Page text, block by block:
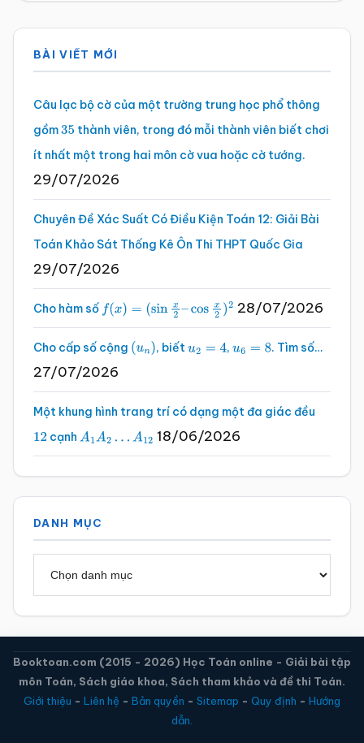
Sidebar
chính
BÀI VIẾT MỚI
Câu lạc bộ cờ của một trường trung học phổ thông
gồm35 thành viên, trong đó mỗi thành viên biết chơi
ít nhất một trong hai môn cờ vua hoặc cờ tướng.
29/07/2026
Chuyên Đề Xác Suất Có Điều Kiện Toán 12: Giải Bài
Toán Khảo Sát Thống Kê Ôn Thi THPT Quốc Gia
29/07/2026
Cho hàm số f(x)=(sinx2 –cosx2 )2 28/07/2026
Cho cấp số cộng (un), biếtu2 =4 , u6 =8 . Tìm số…
27/07/2026
Một khung hình trang trí có dạng một đa giác đều
12 cạnh A1A2…A 12 18/06/2026
DANH MỤC
Booktoan.com (2015 - 2026) Học Toán online - Giải bài tập
môn Toán, Sách giáo khoa, Sách tham khảo và đề thi Toán.
Giới thiệu - Liên hệ - Bản quyền - Sitemap - Quy định - Hướng
dẫn.